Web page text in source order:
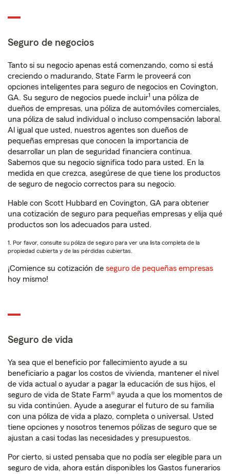
Seguro de negocios
Tanto si su negocio apenas está comenzando, como si está
creciendo o madurando, State Farm le proveerá con
opciones inteligentes para seguro de negocios en Covington,
GA. Su seguro de negocios puede incluir1 una póliza de
dueños de empresas, una póliza de automóviles comerciales,
una póliza de salud individual o incluso compensación laboral.
Al igual que usted, nuestros agentes son dueños de
pequeñas empresas que conocen la importancia de
desarrollar un plan de seguridad financiera continua.
Sabemos que su negocio significa todo para usted. En la
medida en que crezca, asegúrese de que tiene los productos
de seguro de negocio correctos para su negocio.
Hable con Scott Hubbard en Covington, GA para obtener
una cotización de seguro para pequeñas empresas y elija qué
productos son los adecuados para usted.
1. Por favor, consulte su póliza de seguro para ver una lista completa de la
propiedad cubierta y de las pérdidas cubiertas.
¡Comience su cotización de seguro de pequeñas empresas
hoy mismo!
Seguro de vida
Ya sea que el beneficio por fallecimiento ayude a su
beneficiario a pagar los costos de vivienda, mantener el nivel
de vida actual o ayudar a pagar la educación de sus hijos, el
seguro de vida de State Farm® ayuda a que los momentos de
su vida continúen. Ayude a asegurar el futuro de su familia
con una póliza de vida a plazo, completa o universal. Usted
tiene opciones y nosotros tenemos pólizas de seguro que se
ajustan a casi todas las necesidades y presupuestos.
Por cierto, si usted pensaba que no podía ser elegible para un
seguro de vida, ahora están disponibles los Gastos funerarios